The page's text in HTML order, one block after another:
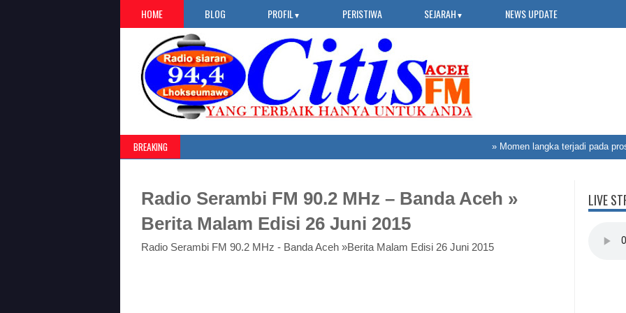
HOME BLOG PROFIL ▼ PERISTIWA SEJARAH ▼ NEWS UPDATE
BREAKING Momen langka terjadi pada
Radio Serambi FM 90.2 MHz – Banda Aceh »
Berita Malam Edisi 26 Juni 2015
Radio Serambi FM 90.2 MHz - Banda Aceh »Berita Malam Edisi 26 Juni 2015
LIVE